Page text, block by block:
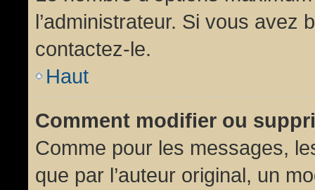
l’administrateur. Si vous avez
contactez-le.
Haut
Comment modifier ou
Comme pour les messages,
que par l’auteur original, un